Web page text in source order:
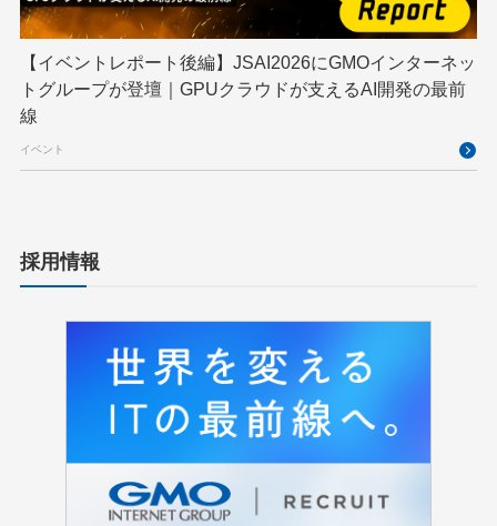
【イベントレポート後編】JSAI2026にGMOインターネッ
トグループが登壇｜GPUクラウドが支えるAI開発の最前
線
イベント
採用情報